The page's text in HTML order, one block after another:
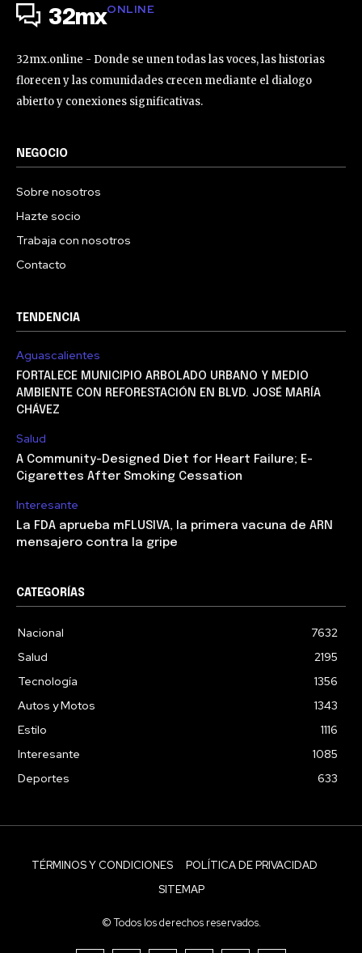
32mxONLINE
32mx.online - Donde se unen todas las voces, las historias
florecen y las comunidades crecen mediante el dialogo
abierto y conexiones significativas.
NEGOCIO
Sobre nosotros
Hazte socio
Trabaja con nosotros
Contacto
TENDENCIA
Aguascalientes
FORTALECE MUNICIPIO ARBOLADO URBANO Y MEDIO
AMBIENTE CON REFORESTACIÓN EN BLVD. JOSÉ MARÍA
CHÁVEZ
Salud
A Community-Designed Diet for Heart Failure; E-
Cigarettes After Smoking Cessation
Interesante
La FDA aprueba mFLUSIVA, la primera vacuna de ARN
mensajero contra la gripe
CATEGORÍAS
Nacional
7632
Salud
2195
Tecnología
1356
Autos y Motos
1343
Estilo
1116
Interesante
1085
Deportes
633
TÉRMINOS Y CONDICIONES
POLÍTICA DE PRIVACIDAD
SITEMAP
© Todos los derechos reservados.